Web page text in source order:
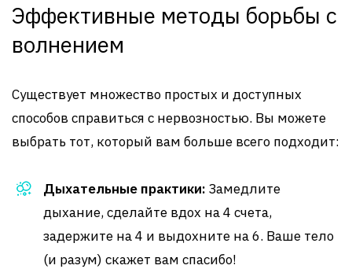
Эффективные методы борьбы с
волнением
Существует множество простых и доступных
способов справиться с нервозностью. Вы можете
выбрать тот, который вам больше всего подходит:
Дыхательные практики: Замедлите
дыхание, сделайте вдох на 4 счета,
задержите на 4 и выдохните на 6. Ваше тело
(и разум) скажет вам спасибо!